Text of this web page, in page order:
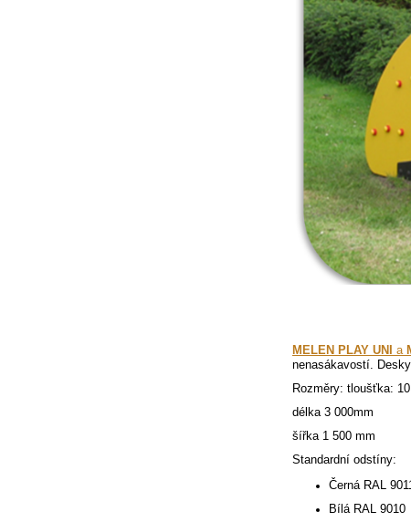
MELEN PLAY UNI a
nenasákavostí.
Rozměry: tloušťka:
délka 3 000mm
šířka 1 500 mm
Standardní odstíny:
Černá RAL
Bílá RAL 9010